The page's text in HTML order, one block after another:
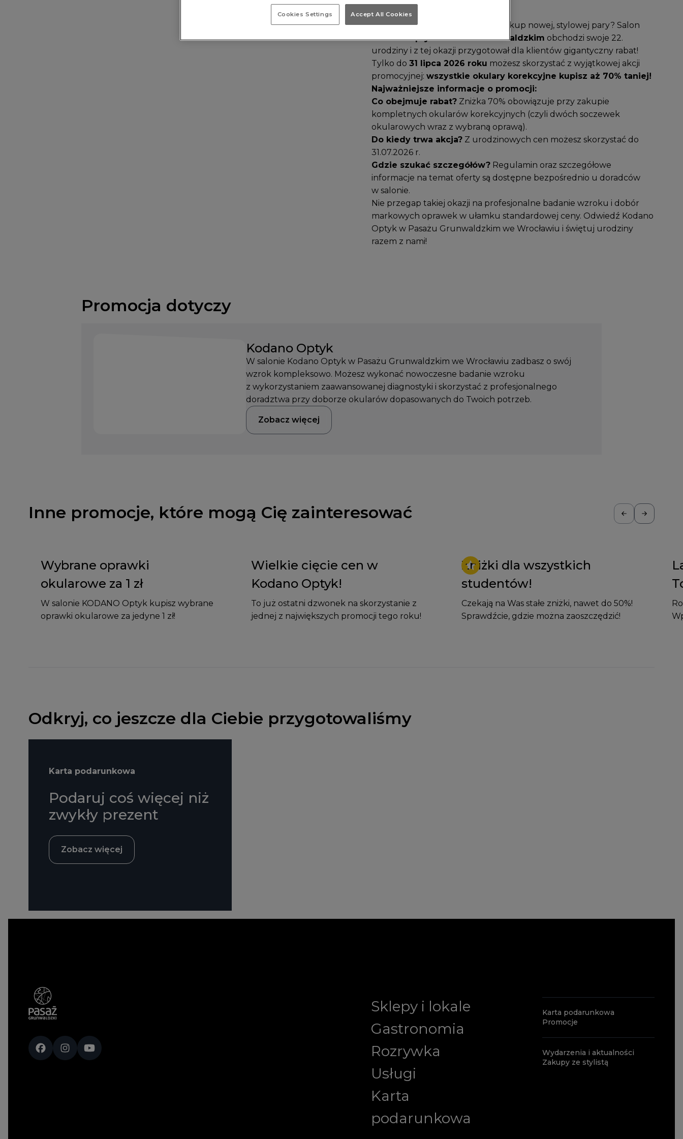
Czas na wymianę okularów lub zakup nowej, stylowej pary? Salon
Kodano Optyk w Pasażu Grunwaldzkim obchodzi swoje 22.
urodziny i z tej okazji przygotował dla klientów gigantyczny rabat!
Tylko do 31 lipca 2026 roku możesz skorzystać z wyjątkowej akcji
promocyjnej: wszystkie okulary korekcyjne kupisz aż 70% taniej!
Najważniejsze informacje o promocji:
Co obejmuje rabat? Zniżka 70% obowiązuje przy zakupie
kompletnych okularów korekcyjnych (czyli dwóch soczewek
okularowych wraz z wybraną oprawą).
Do kiedy trwa akcja? Z urodzinowych cen możesz skorzystać do
31.07.2026 r.
Gdzie szukać szczegółów? Regulamin oraz szczegółowe
informacje na temat oferty są dostępne bezpośrednio u doradców
w salonie.
Nie przegap takiej okazji na profesjonalne badanie wzroku i dobór
markowych oprawek w ułamku standardowej ceny. Odwiedź Kodano
Optyk w Pasażu Grunwaldzkim we Wrocławiu i świętuj urodziny
razem z nami!
Promocja dotyczy
Kodano Optyk
W salonie Kodano Optyk w Pasażu Grunwaldzkim we Wrocławiu zadbasz o swój
wzrok kompleksowo. Możesz wykonać nowoczesne badanie wzroku
z wykorzystaniem zaawansowanej diagnostyki i skorzystać z profesjonalnego
doradztwa przy doborze okularów dopasowanych do Twoich potrzeb.
Zobacz więcej
Inne promocje, które mogą Cię zainteresować
Wybrane oprawki
okularowe za 1 zł
W salonie KODANO Optyk kupisz wybrane
oprawki okularowe za jedyne 1 zł!
Wielkie cięcie cen w
Kodano Optyk!
To już ostatni dzwonek na skorzystanie z
jednej z największych promocji tego roku!
Zniżki dla wszystkich
studentów!
Czekają na Was stałe zniżki, nawet do 50%!
Sprawdźcie, gdzie można zaoszczędzić!
Odkryj, co jeszcze dla Ciebie przygotowaliśmy
Karta podarunkowa
Podaruj coś więcej niż
zwykły prezent
Zobacz więcej
Sklepy i lokale
Gastronomia
Rozrywka
Usługi
Karta
podarunkowa
Karta podarunkowa
Promocje
Wydarzenia i aktualności
Zakupy ze stylistą
Cookies Settings Accept All Cookies